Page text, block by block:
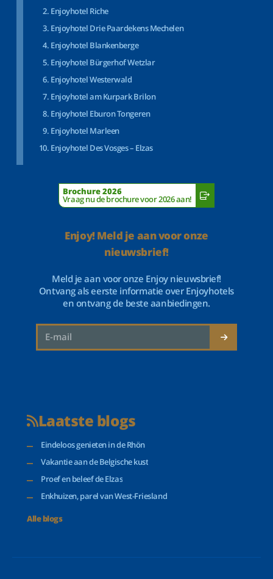
Enjoyhotel Riche
Enjoyhotel Drie Paardekens Mechelen
Enjoyhotel Blankenberge
Enjoyhotel Bürgerhof Wetzlar
Enjoyhotel Westerwald
Enjoyhotel am Kurpark Brilon
Enjoyhotel Eburon Tongeren
Enjoyhotel Marleen
Enjoyhotel Des Vosges – Elzas
Brochure 2026
Vraag nu de brochure voor 2026 aan!
Enjoy! Meld je aan voor onze
nieuwsbrief!
Meld je aan voor onze Enjoy nieuwsbrief!
Ontvang als eerste informatie over Enjoyhotels
en ontvang de beste aanbiedingen.
Laatste blogs
Eindeloos genieten in de Rhön
Vakantie aan de Belgische kust
Proef en beleef de Elzas
Enkhuizen, parel van West-Friesland
Alle blogs